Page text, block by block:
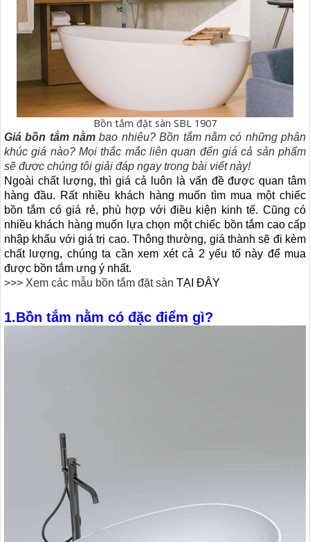
Bồn tắm đặt sàn SBL 1907
Giá bồn tắm nằm bao nhiêu? Bồn tắm nằm có những phân
khúc giá nào? Mọi thắc mắc liên quan đến giá cả sản phẩm
sẽ được chúng tôi giải đáp ngay trong bài viết này!
Ngoài chất lượng, thì giá cả luôn là vấn đề được quan tâm
hàng đầu. Rất nhiều khách hàng muốn tìm mua một chiếc
bồn tắm có giá rẻ, phù hợp với điều kiện kinh tế. Cũng có
nhiều khách hàng muốn lựa chọn một chiếc bồn tắm cao cấp
nhập khẩu với giá trị cao. Thông thường, giá thành sẽ đi kèm
chất lượng, chúng ta cần xem xét cả 2 yếu tố này để mua
được bồn tắm ưng ý nhất.
>>> Xem các mẫu bồn tắm đặt sàn TẠI ĐÂY
1.Bồn tắm nằm có đặc điểm gì?